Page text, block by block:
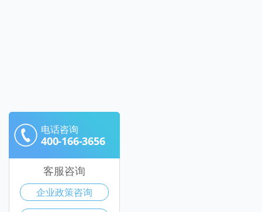
电话咨询
400-166-3656
客服咨询
企业政策咨询